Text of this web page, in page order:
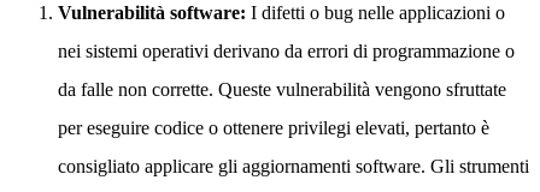
Vulnerabilità software: I difetti o bug nelle applicazioni o
nei sistemi operativi derivano da errori di programmazione o
da falle non corrette. Queste vulnerabilità vengono sfruttate
per eseguire codice o ottenere privilegi elevati, pertanto è
consigliato applicare gli aggiornamenti software. Gli strumenti